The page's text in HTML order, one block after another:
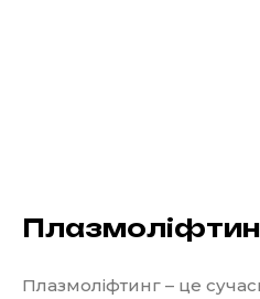
Плазмоліфтинг – це